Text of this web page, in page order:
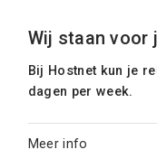
Wij staan voor
Bij Hostnet kun je
dagen per week.
Meer info